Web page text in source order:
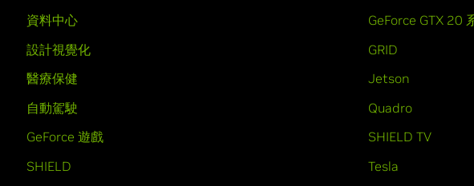
資料中心
設計視覺化
醫療保健
自動駕駛
GeForce 遊戲
SHIELD
GeForce GTX 20
GRID
Jetson
Quadro
SHIELD TV
Tesla